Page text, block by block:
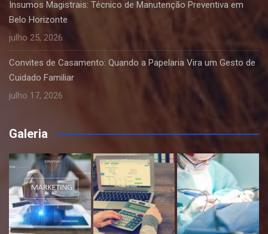
Insumos Magistrais: Técnico de Manutenção Preventiva em
Belo Horizonte
julho 25, 2026
Convites de Casamento: Quando a Papelaria Vira um Gesto de
Cuidado Familiar
julho 17, 2026
Galeria